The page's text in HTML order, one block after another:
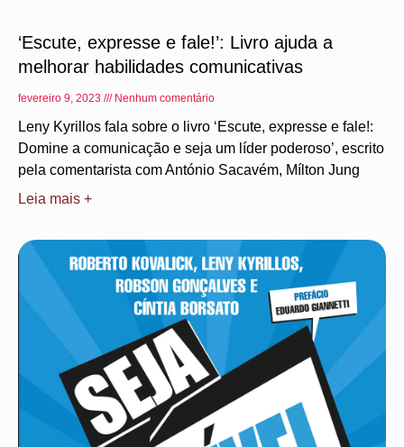
‘Escute, expresse e fale!’: Livro ajuda a
melhorar habilidades comunicativas
fevereiro 9, 2023 Nenhum comentário
Leny Kyrillos fala sobre o livro ‘Escute, expresse e fale!:
Domine a comunicação e seja um líder poderoso’, escrito
pela comentarista com António Sacavém, Mílton Jung
Leia mais +